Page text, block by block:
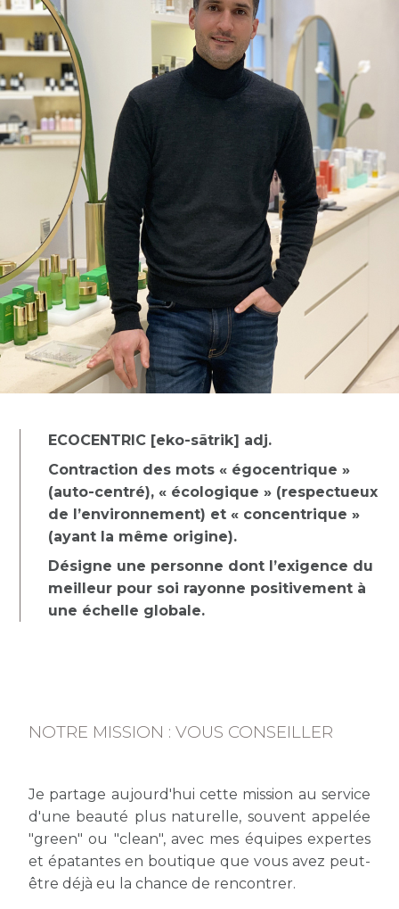
ECOCENTRIC [eko-sãtrik] adj.
Contraction des mots « égocentrique »
(auto-centré), « écologique » (respectueux
de l’environnement) et « concentrique »
(ayant la même origine).
Désigne une personne dont l’exigence du
meilleur pour soi rayonne positivement à
une échelle globale.
NOTRE MISSION : VOUS CONSEILLER
Je partage aujourd'hui cette mission au service
d'une beauté plus naturelle, souvent appelée
"green" ou "clean", avec mes équipes expertes
et épatantes en boutique que vous avez peut-
être déjà eu la chance de rencontrer.